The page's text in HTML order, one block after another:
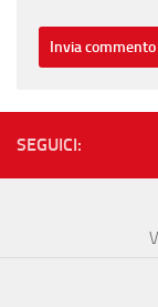
SEGUICI: